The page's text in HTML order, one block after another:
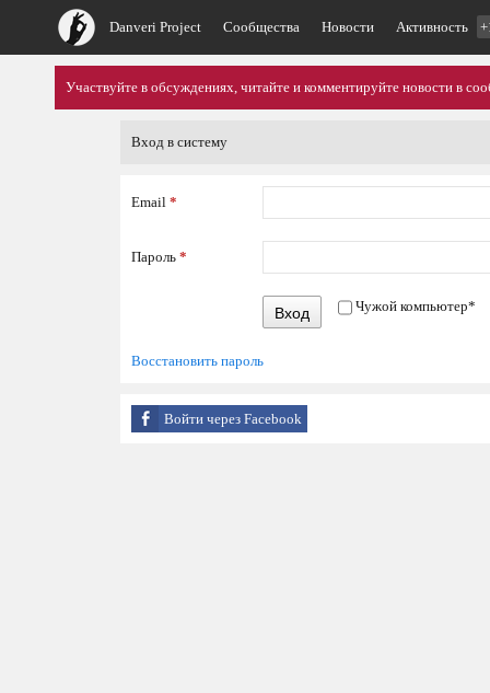
Danveri Project Сообщества Новости Активность
Участвуйте в обсуждениях, читайте и комментируйте новости в
Вход в систему
Email *
Пароль *
Вход Чужой компьютер*
Восстановить пароль
Войти через Facebook